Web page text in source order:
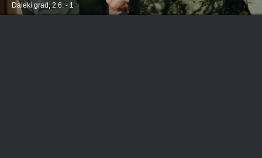
Daleki grad, 2.6. - 1